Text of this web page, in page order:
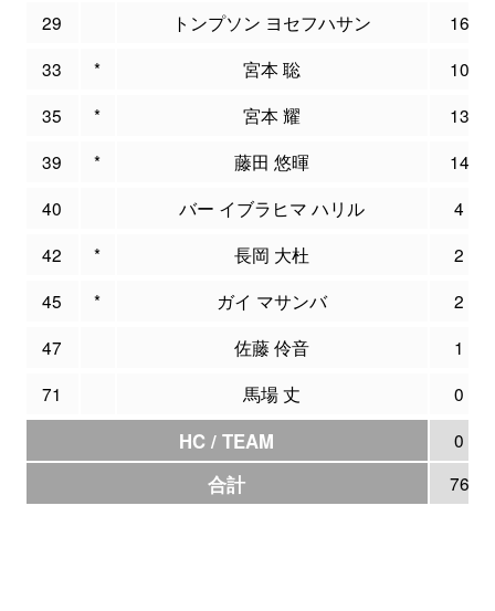
29 トンプソン ヨセフハサン
16
33
* 宮本 聡
10
35
* 宮本 耀
13
39
* 藤田 悠暉
14
40
バー イブラヒマ ハリル
4
42
* 長岡 大杜
2
45
* ガイ マサンバ
2
47
佐藤 伶音
1
71
馬場 丈 0
HC / TEAM 0
合計 76